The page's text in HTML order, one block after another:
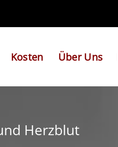
Kosten Über Uns
Herzblut